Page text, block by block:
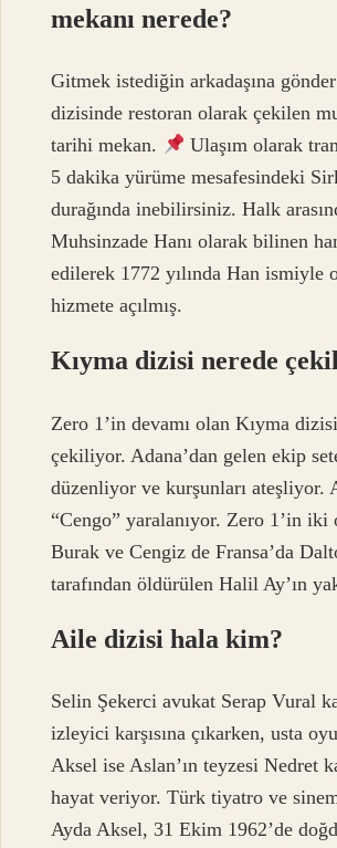
mekanı nerede?
Gitmek istediğin arkadaşına gönder
dizisinde restoran olarak çekilen
tarihi mekan.
Ulaşım olarak
5 dakika yürüme mesafesindeki
durağında inebilirsiniz. Halk
Muhsinzade Hanı olarak bilinen
edilerek 1772 yılında Han ismiyle
hizmete açılmış.
Kıyma dizisi nerede
Zero 1’in devamı olan Kıyma
çekiliyor. Adana’dan gelen ekip
düzenliyor ve kurşunları ateşliyor.
“Cengo” yaralanıyor. Zero 1’in iki
Burak ve Cengiz de Fransa’da
tarafından öldürülen Halil Ay’ın
Aile dizisi hala kim?
Selin Şekerci avukat Serap Vural
izleyici karşısına çıkarken, usta
Aksel ise Aslan’ın teyzesi Nedret
hayat veriyor. Türk tiyatro ve
Ayda Aksel, 31 Ekim 1962’de